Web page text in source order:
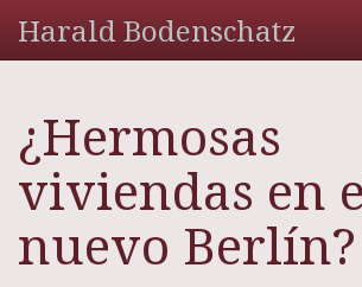
Harald Bodenschatz
¿Hermosas
viviendas en
nuevo Berlín?